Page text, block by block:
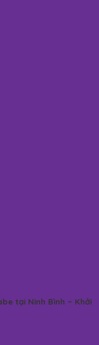
tại Ninh Bình – Khởi